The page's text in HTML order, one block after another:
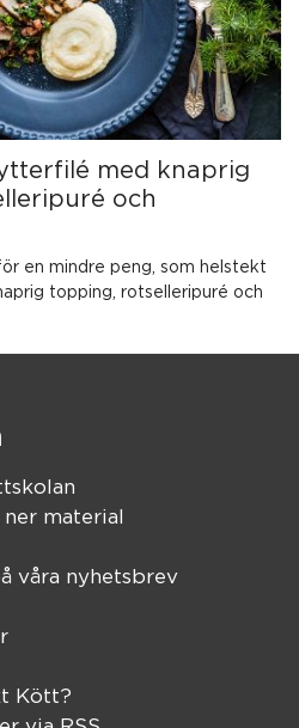
med knaprig
och
en mindre peng, som helstekt
topping, rotselleripuré och
material
våra nyhetsbrev
Kött?